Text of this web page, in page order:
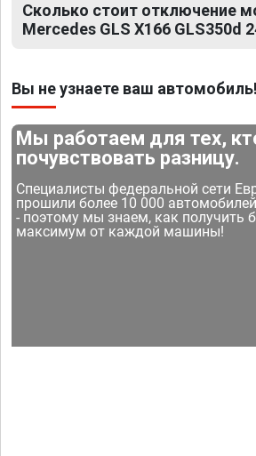
Сколько стоит отключение
Mercedes GLS X166 GLS350d
Вы не узнаете ваш автомобиль!
Мы работаем для тех,
почувствовать разницу.
Специалисты федеральной сети
прошили более 10 000
- поэтому мы знаем, как получить
максимум от каждой машины!